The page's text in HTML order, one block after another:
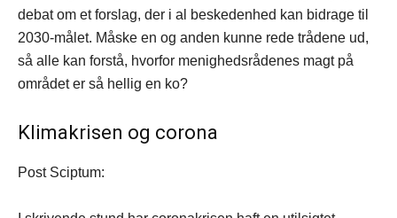
debat om et forslag, der i al beskedenhed kan bidrage til
2030-målet. Måske en og anden kunne rede trådene ud,
så alle kan forstå, hvorfor menighedsrådenes magt på
området er så hellig en ko?
Klimakrisen og corona
Post Sciptum: